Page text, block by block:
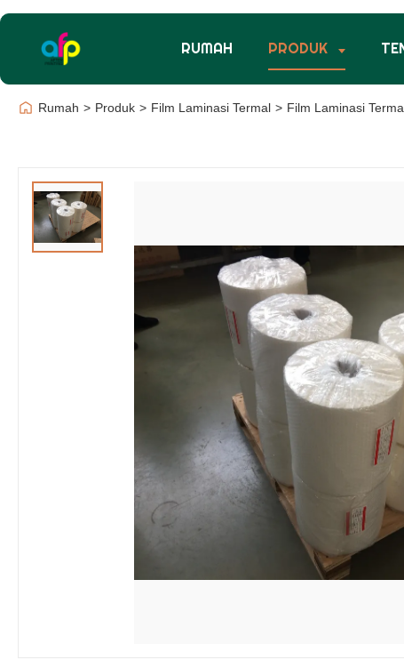
RUMAH PRODUK
Rumah > Produk > Film Laminasi Termal > Film Laminasi